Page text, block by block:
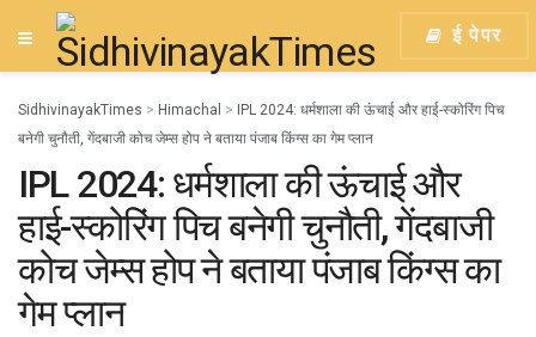
ई पेपर
SidhivinayakTimes > Himachal >
IPL 2024: धर्मशाला की ऊंचाई और हाई-स्कोरिंग पिच
बनेगी चुनौती, गेंदबाजी कोच जेम्स होप ने बताया पंजाब किंग्स का गेम प्लान
IPL 2024: धर्मशाला की ऊंचाई और
हाई-स्कोरिंग पिच बनेगी चुनौती, गेंदबाजी
कोच जेम्स होप ने बताया पंजाब किंग्स का
गेम प्लान